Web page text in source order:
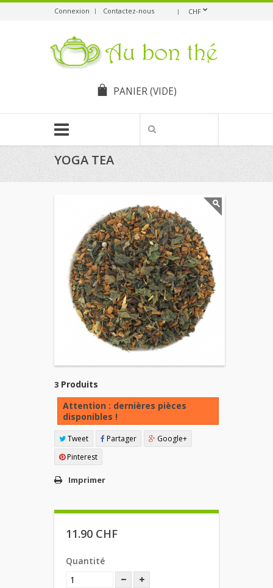
Connexion CHF
Contactez-nous
PANIER(VIDE)
YOGA TEA
3 Produits
Attention : dernières pièces
disponibles !
Tweet Partager
Google+
Pinterest
Imprimer
11.90 CHF
Quantité